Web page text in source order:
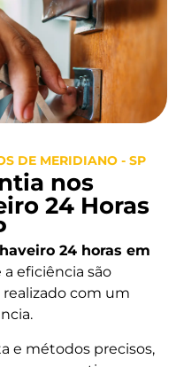
DE MERIDIANO - SP
nos
24 Horas
24 horas em
a eficiência são
realizado com um
e métodos precisos,